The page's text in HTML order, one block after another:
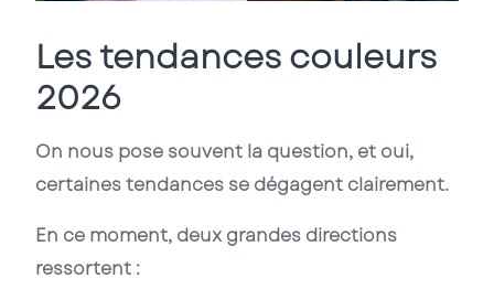
Les tendances couleurs
2026
On nous pose souvent la question, et oui,
certaines tendances se dégagent clairement.
En ce moment, deux grandes directions
ressortent :